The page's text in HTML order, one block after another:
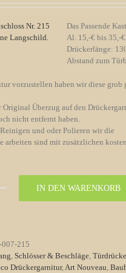
Nr. 215
Langschild.
Das Passende
Al. 15,-€ bis 35,-
Drückerlänge:
Abstand zum
vorzustellen haben wir diese grob
Original Überzug auf den
nicht entfernt haben.
und oder Polieren wir die
arbeiten sind mit zusätzlichen
IN DEN WARENKORB
007-215
Schlösser & Beschläge
Drückergarnitur, Art Nouveau